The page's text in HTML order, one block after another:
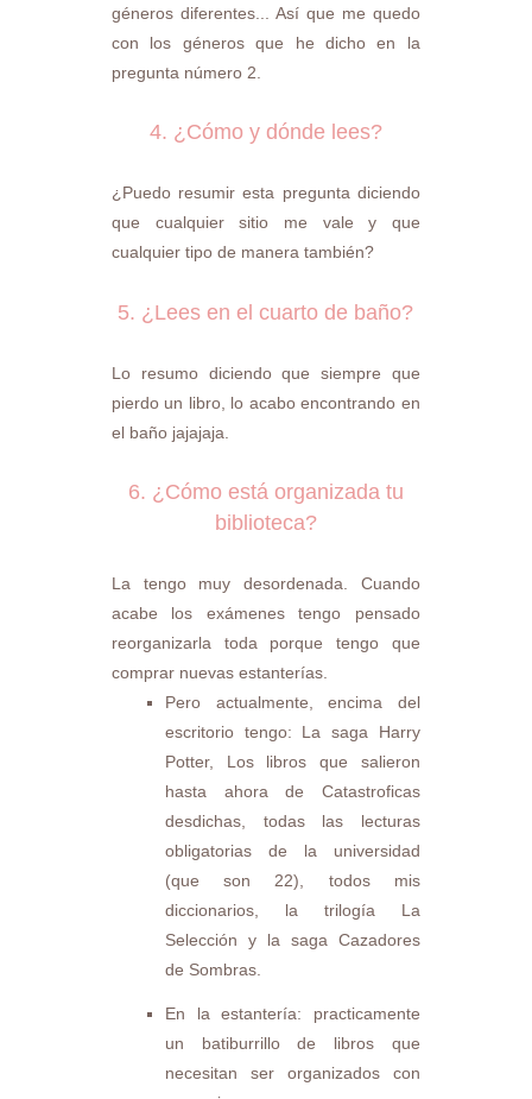
géneros diferentes... Así que me quedo
con los géneros que he dicho en la
pregunta número 2.
4. ¿Cómo y dónde lees?
¿Puedo resumir esta pregunta diciendo
que cualquier sitio me vale y que
cualquier tipo de manera también?
5. ¿Lees en el cuarto de baño?
Lo resumo diciendo que siempre que
pierdo un libro, lo acabo encontrando en
el baño jajajaja.
6. ¿Cómo está organizada tu
biblioteca?
La tengo muy desordenada. Cuando
acabe los exámenes tengo pensado
reorganizarla toda porque tengo que
comprar nuevas estanterías.
Pero actualmente, encima del
escritorio tengo: La saga Harry
Potter, Los libros que salieron
hasta ahora de Catastroficas
desdichas, todas las lecturas
obligatorias de la universidad
(que son 22), todos mis
diccionarios, la trilogía La
Selección y la saga Cazadores
de Sombras.
En la estantería: practicamente
un batiburrillo de libros que
necesitan ser organizados con